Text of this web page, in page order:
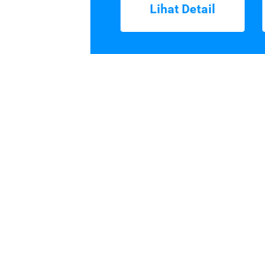
Lihat Detail